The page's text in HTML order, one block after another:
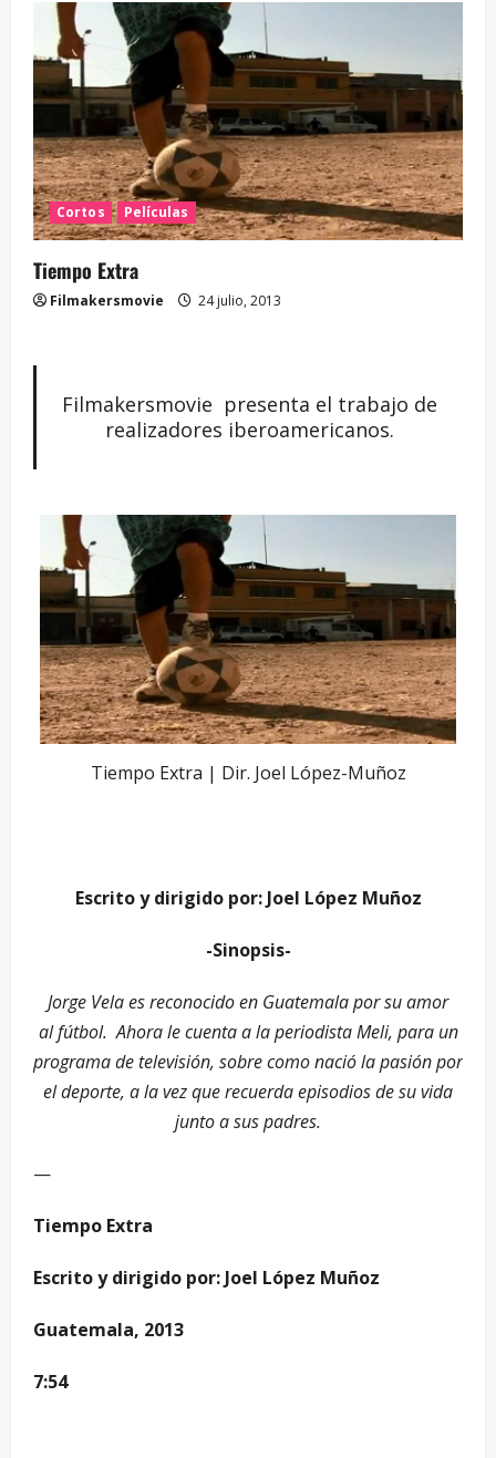
Cortos Películas
Tiempo Extra
Filmakersmovie 24 julio, 2013
Filmakersmovie presenta el trabajo de
realizadores iberoamericanos.
Tiempo Extra | Dir. Joel López-Muñoz
Escrito y dirigido por: Joel López Muñoz
-Sinopsis-
Jorge Vela es reconocido en Guatemala por su amor
al fútbol. Ahora le cuenta a la periodista Meli, para un
programa de televisión, sobre como nació la pasión por
el deporte, a la vez que recuerda episodios de su vida
junto a sus padres.
—
Tiempo Extra
Escrito y dirigido por: Joel López Muñoz
Guatemala, 2013
7:54